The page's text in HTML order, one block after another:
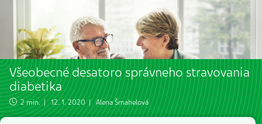
Všeobecné desatoro správneho stravovania
diabetika
2 min. | 12. 1. 2020 |Alena Šmahelová